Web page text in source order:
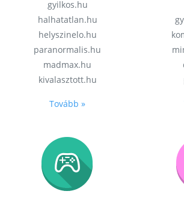
gyilkos.hu
halhatatlan.hu
helyszinelo.hu
paranormalis.hu
madmax.hu
kivalasztott.hu
Tovább »